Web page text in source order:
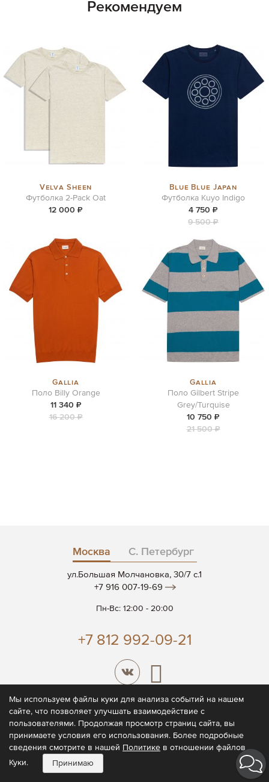
Рекомендуем
Velva Sheen
Футболка 2-Pack Oat
12 000 ₽
Blue Blue Japan
Футболка Kuyo Indigo
4 750 ₽
9 500 ₽
Gallia
Поло Billy Orange
11 340 ₽
16 200 ₽
Gallia
Поло Gilbert Stripe
Grey/Turquise
10 750 ₽
21 500 ₽
Москва С. Петербург
ул.Большая Молчановка, 30/7 c.1
+7 916 007-19-69
Пн-Вс: 12:00 - 20:00
+7 812 992-09-21
Политика конфиденциальности
Пользовательское соглашение
Мы используем файлы куки для анализа событий на нашем
сайте, что позволяет улучшать взаимодействие с
пользователями. Продолжая просмотр страниц сайта, вы
принимаете условия его использования. Более подробные
сведения смотрите в нашей Политике в отношении файлов
Куки.
Принимаю